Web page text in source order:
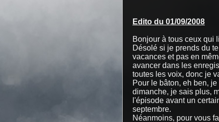
Edito du 01/09/2008
Bonjour à tous ceux qui
Désolé si je prends du
vacances et pas en
avancer dans les
toutes les voix, donc je
Pour le bâton, eh ben,
dimanche, je sais plus,
l'épisode avant un
septembre.
Néanmoins, pour vous